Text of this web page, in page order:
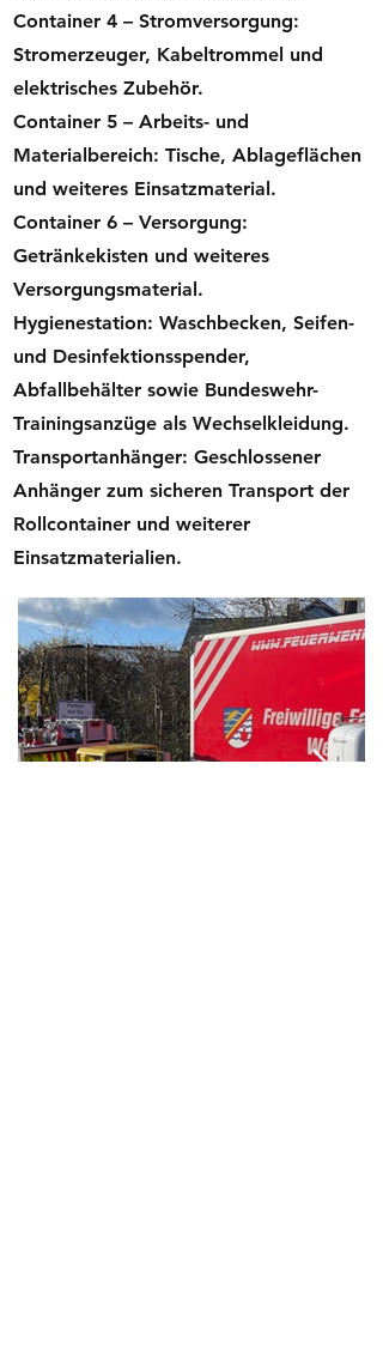
Container 4 – Stromversorgung:
Stromerzeuger, Kabeltrommel und
elektrisches Zubehör.
Container 5 – Arbeits- und
Materialbereich: Tische, Ablageflächen
und weiteres Einsatzmaterial.
Container 6 – Versorgung:
Getränkekisten und weiteres
Versorgungsmaterial.
Hygienestation: Waschbecken, Seifen-
und Desinfektionsspender,
Abfallbehälter sowie Bundeswehr-
Trainingsanzüge als Wechselkleidung.
Transportanhänger: Geschlossener
Anhänger zum sicheren Transport der
Rollcontainer und weiterer
Einsatzmaterialien.